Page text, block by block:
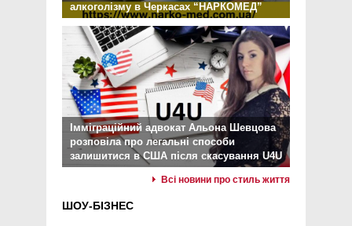
алкоголізму в Черкасах “НАРКОМЕД”
Імміграційний адвокат Альона Шевцова
розповіла про легальні способи
залишитися в США після скасування U4U
Всі новини про стиль життя
ШОУ-БІЗНЕС